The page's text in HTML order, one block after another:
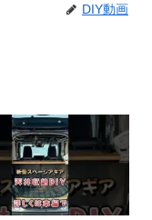
DIY動画